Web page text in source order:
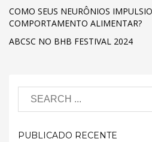
COMO SEUS NEURÔNIOS
COMPORTAMENTO ALIMENTAR?
ABCSC NO BHB FESTIVAL 2024
PUBLICADO RECENTE